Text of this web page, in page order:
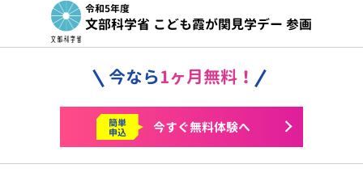
令和5年度
文部科学省 こども霞が関見学デー 参画
今なら1ヶ月無料！
簡単
申込 今すぐ無料体験へ